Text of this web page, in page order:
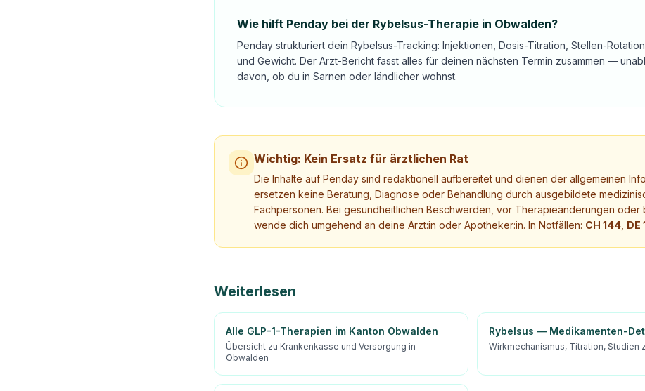
Wie hilft Penday bei der Rybelsus-Therapie in Obwalden?
Penday strukturiert dein Rybelsus-Tracking: Injektionen, Dosis-Titration, Stellen-
und Gewicht. Der Arzt-Bericht fasst alles für deinen nächsten Termin zusammen —
davon, ob du in Sarnen oder ländlicher wohnst.
Wichtig: Kein Ersatz für ärztlichen Rat
Die Inhalte auf Penday sind redaktionell aufbereitet und dienen der allgemeinen
ersetzen keine Beratung, Diagnose oder Behandlung durch ausgebildete
Fachpersonen. Bei gesundheitlichen Beschwerden, vor Therapieänderungen oder
wende dich umgehend an deine Ärzt:in oder Apotheker:in. In Notfällen: CH 144 DE
Weiterlesen
Alle GLP-1-Therapien im Kanton Obwalden
Übersicht zu Krankenkasse und Versorgung in
Obwalden
Rybelsus — Medikamenten-
Wirkmechanismus, Titration, Studien